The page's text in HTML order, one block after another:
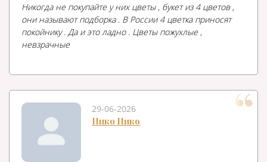
Никогда не покупайте у них цветы , букет из 4 цветов ,
они называют подборка . В России 4 цветка приносят
покойнику . Да и это ладно . Цветы пожухлые ,
невзрачные
29-06-2026
Нико Нико